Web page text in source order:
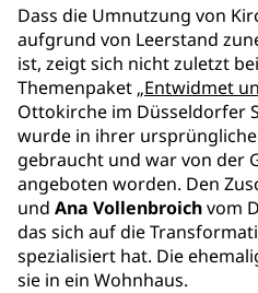
Dass die Umnutzung von
aufgrund von Leerstand
ist, zeigt sich nicht zuletzt
Themenpaket „Entwidmet
Ottokirche im Düsseldorfer
wurde in ihrer
gebraucht und war von der
angeboten worden. Den
und Ana Vollenbroichvom
das sich auf die
spezialisiert hat. Die
sie in ein Wohnhaus.